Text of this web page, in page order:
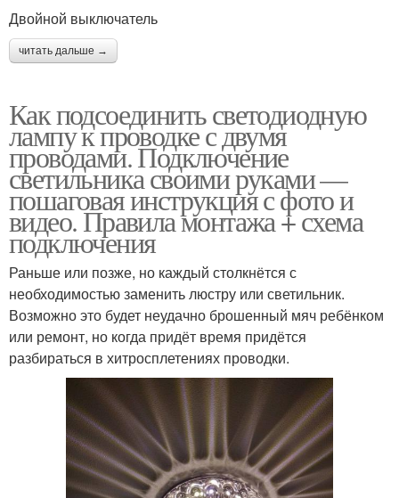
Двойной выключатель
читать дальше →
Как подсоединить светодиодную
лампу к проводке с двумя
проводами. Подключение
светильника своими руками —
пошаговая инструкция с фото и
видео. Правила монтажа + схема
подключения
Раньше или позже, но каждый столкнётся с
необходимостью заменить люстру или светильник.
Возможно это будет неудачно брошенный мяч ребёнком
или ремонт, но когда придёт время придётся
разбираться в хитросплетениях проводки.